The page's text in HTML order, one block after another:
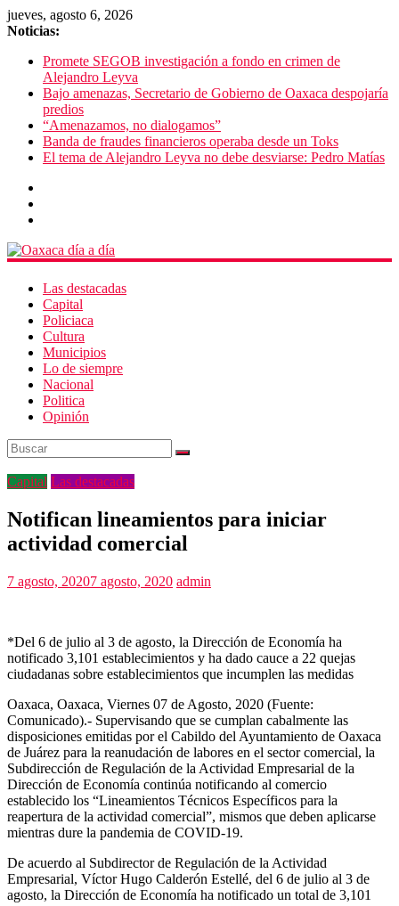
jueves, agosto 6, 2026
Noticias:
Promete SEGOB investigación a fondo en crimen de
Alejandro Leyva
Bajo amenazas, Secretario de Gobierno de Oaxaca despojaría
predios
“Amenazamos, no dialogamos”
Banda de fraudes financieros operaba desde un Toks
El tema de Alejandro Leyva no debe desviarse: Pedro Matías
Las destacadas
Capital
Policiaca
Cultura
Municipios
Lo de siempre
Nacional
Politica
Opinión
Capital Las destacadas
Notifican lineamientos para iniciar
actividad comercial
7 agosto, 20207 agosto, 2020 admin
*Del 6 de julio al 3 de agosto, la Dirección de Economía ha
notificado 3,101 establecimientos y ha dado cauce a 22 quejas
ciudadanas sobre establecimientos que incumplen las medidas
Oaxaca, Oaxaca, Viernes 07 de Agosto, 2020 (Fuente:
Comunicado).- Supervisando que se cumplan cabalmente las
disposiciones emitidas por el Cabildo del Ayuntamiento de Oaxaca
de Juárez para la reanudación de labores en el sector comercial, la
Subdirección de Regulación de la Actividad Empresarial de la
Dirección de Economía continúa notificando al comercio
establecido los “Lineamientos Técnicos Específicos para la
reapertura de la actividad comercial”, mismos que deben aplicarse
mientras dure la pandemia de COVID-19.
De acuerdo al Subdirector de Regulación de la Actividad
Empresarial, Víctor Hugo Calderón Estellé, del 6 de julio al 3 de
agosto, la Dirección de Economía ha notificado un total de 3,101